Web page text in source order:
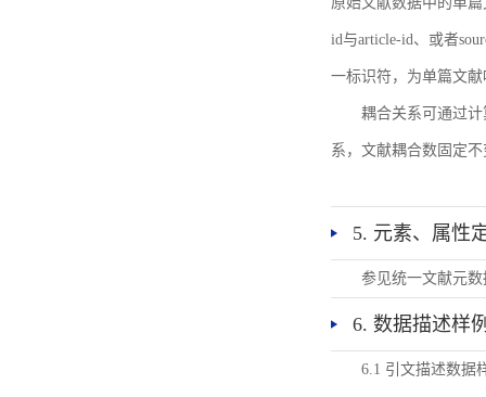
id与article-id、或者
一标识符，为单篇文
耦合关系可通过
系，文献耦合数固定不
5. 元素、属性
参见统一文献元
6. 数据描述样
6.1 引文描述数据